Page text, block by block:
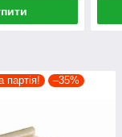
–35%